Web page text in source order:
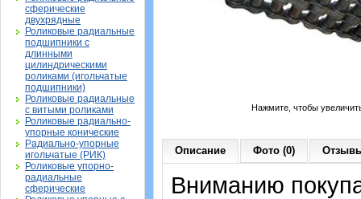
сферические
двухрядные
Роликовые радиальные
подшипники с
длинными
цилиндрическими
роликами (игольчатые
подшипники)
Роликовые радиальные
с витыми роликами
Роликовые радиально-
упорные конические
Радиально-упорные
игольчатые (РИК)
Роликовые упорно-
радиальные
сферические
Нажмите, чтобы
Описание Фото (0)
Вниманию